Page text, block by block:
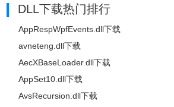
DLL下载热门排行
AppRespWpfEvents.dll下载
avneteng.dll下载
AecXBaseLoader.dll下载
AppSet10.dll下载
AvsRecursion.dll下载